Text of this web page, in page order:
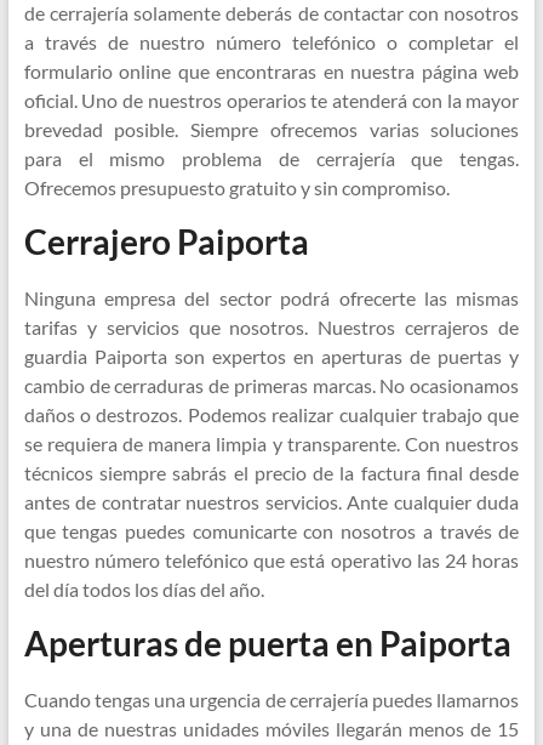
de cerrajería solamente deberás de contactar con nosotros
a través de nuestro número telefónico o completar el
formulario online que encontraras en nuestra página web
oficial. Uno de nuestros operarios te atenderá con la mayor
brevedad posible. Siempre ofrecemos varias soluciones
para el mismo problema de cerrajería que tengas.
Ofrecemos presupuesto gratuito y sin compromiso.
Cerrajero Paiporta
Ninguna empresa del sector podrá ofrecerte las mismas
tarifas y servicios que nosotros. Nuestros cerrajeros de
guardia Paiporta son expertos en aperturas de puertas y
cambio de cerraduras de primeras marcas. No ocasionamos
daños o destrozos. Podemos realizar cualquier trabajo que
se requiera de manera limpia y transparente. Con nuestros
técnicos siempre sabrás el precio de la factura final desde
antes de contratar nuestros servicios. Ante cualquier duda
que tengas puedes comunicarte con nosotros a través de
nuestro número telefónico que está operativo las 24 horas
del día todos los días del año.
Aperturas de puerta en Paiporta
Cuando tengas una urgencia de cerrajería puedes llamarnos
y una de nuestras unidades móviles llegarán menos de 15